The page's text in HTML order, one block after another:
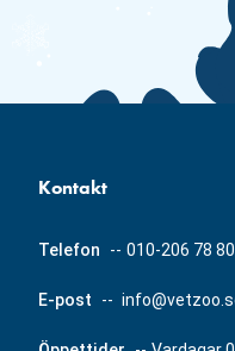
Kontakt
Telefon -- 010-206 78 80
E-post --